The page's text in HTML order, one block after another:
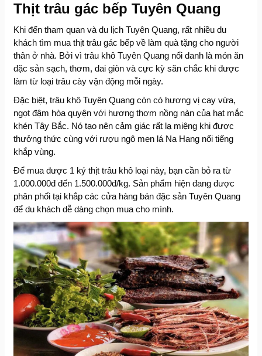
Thịt trâu gác bếp Tuyên Quang
Khi đến tham quan và du lịch Tuyên Quang, rất nhiều du
khách tìm mua thịt trâu gác bếp về làm quà tặng cho người
thân ở nhà. Bởi vì trâu khô Tuyên Quang nổi danh là món ăn
đặc sản sạch, thơm, dai giòn và cực kỳ săn chắc khi được
làm từ loại trâu cày vận động mỗi ngày.
Đặc biệt, trâu khô Tuyên Quang còn có hương vị cay vừa,
ngọt đậm hòa quyện với hương thơm nồng nàn của hạt mắc
khén Tây Bắc. Nó tạo nên cảm giác rất lạ miệng khi được
thưởng thức cùng với rượu ngô men lá Na Hang nổi tiếng
khắp vùng.
Để mua được 1 ký thịt trâu khô loại này, bạn cần bỏ ra từ
1.000.000đ đến 1.500.000đ/kg. Sản phẩm hiện đang được
phân phối tại khắp các cửa hàng bán đặc sản Tuyên Quang
để du khách dễ dàng chọn mua cho mình.